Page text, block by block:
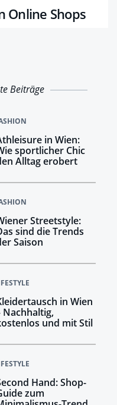
Online Shops
Beiträge
in Wien:
sportlicher Chic
Alltag erobert
Streetstyle:
sind die Trends
Saison
in Wien
Nachhaltig,
und mit Stil
Hand: Shop-
zum